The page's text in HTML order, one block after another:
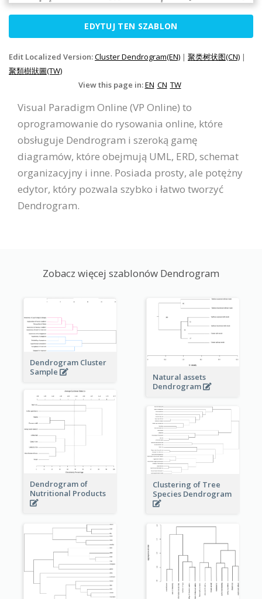
EDYTUJ TEN SZABLON
Edit Localized Version:Cluster Dendrogram(EN) | 聚类树状图(CN) |
聚類樹狀圖(TW)
View this page in:EN CN TW
Visual Paradigm Online (VP Online) to
oprogramowanie do rysowania online, które
obsługuje Dendrogram i szeroką gamę
diagramów, które obejmują UML, ERD, schemat
organizacyjny i inne. Posiada prosty, ale potężny
edytor, który pozwala szybko i łatwo tworzyć
Dendrogram.
Zobacz więcej szablonów Dendrogram
Dendrogram Cluster
Sample
Natural assets
Dendrogram
Dendrogram of
Nutritional Products
Clustering of Tree
Species Dendrogram